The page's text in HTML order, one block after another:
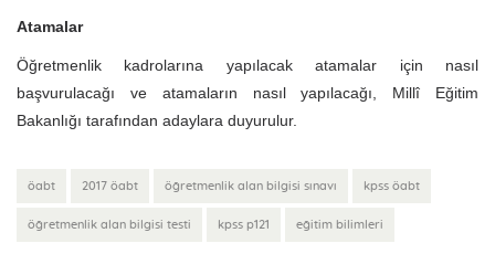
Atamalar
Öğretmenlik kadrolarına yapılacak atamalar için nasıl
başvurulacağı ve atamaların nasıl yapılacağı, Millî Eğitim
Bakanlığı tarafından adaylara duyurulur.
öabt 2017 öabt öğretmenlik alan bilgisi sınavı kpss öabt
öğretmenlik alan bilgisi testi kpss p121 eğitim bilimleri